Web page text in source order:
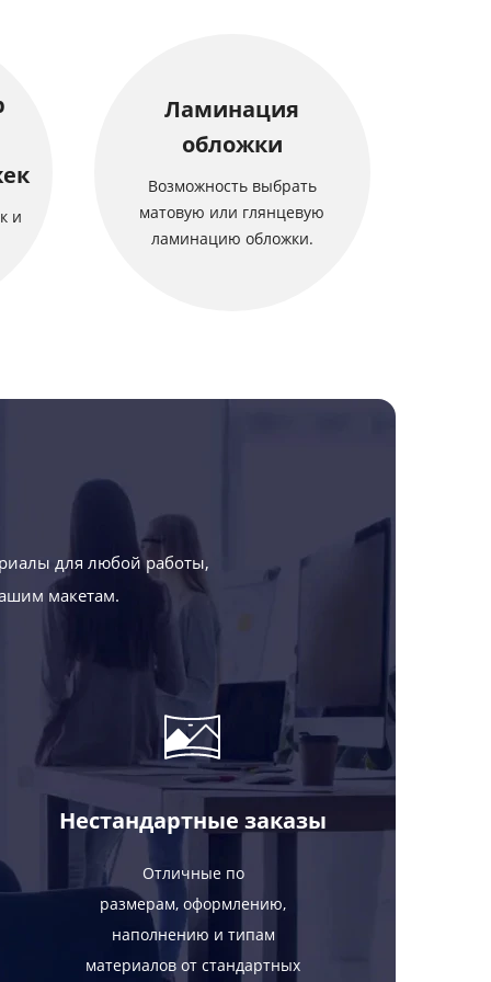
и
Ламинация
обложки
Возможность выбрать
матовую или глянцевую
ламинацию обложки.
для любой работы,
макетам.
Нестандартные заказы
Отличные по
размерам, оформлению,
наполнению и типам
материалов от стандартных